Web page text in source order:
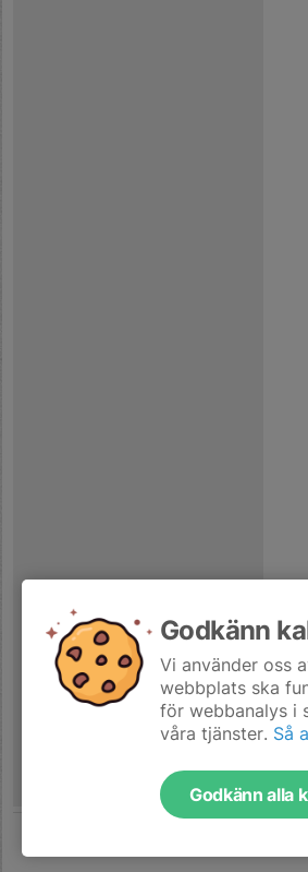
Godkänn
Vi använder oss
webbplats ska
för webbanalys i
våra tjänster. Så
Godkänn alla